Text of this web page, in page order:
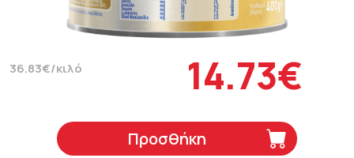
36.83€/κιλό 14.73€
Προσθήκη